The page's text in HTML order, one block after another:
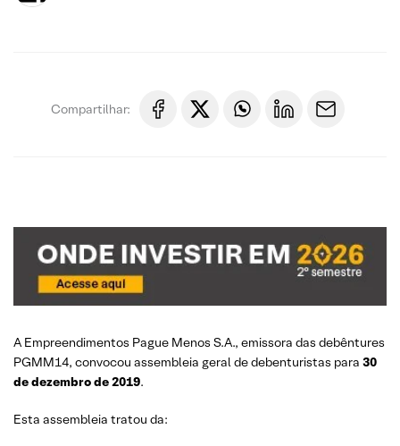
Compartilhar:
A Empreendimentos Pague Menos S.A., emissora das debêntures
PGMM14, convocou assembleia geral de debenturistas para 30
de dezembro de 2019.
Esta assembleia tratou da: